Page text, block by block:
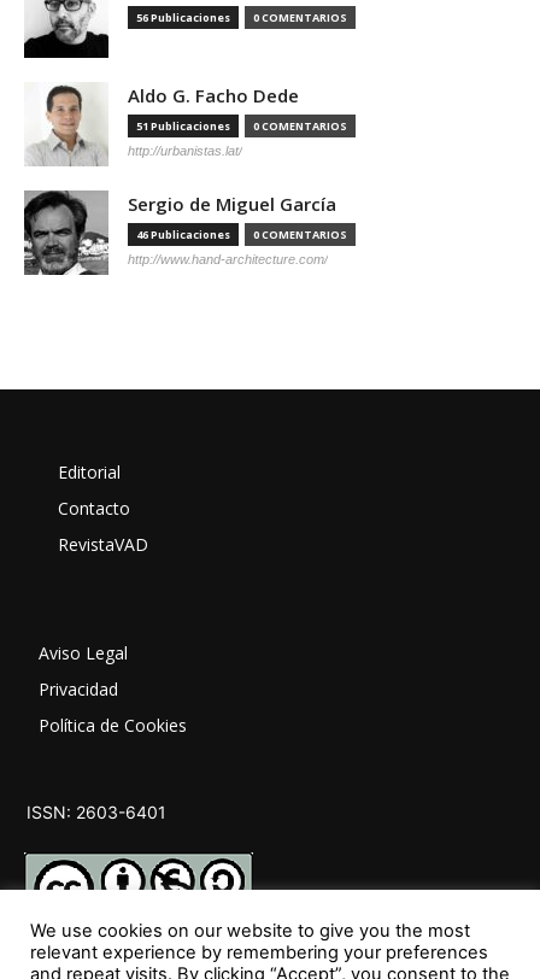
56 Publicaciones 0 COMENTARIOS
Aldo G. Facho Dede
51 Publicaciones 0 COMENTARIOS
http://urbanistas.lat/
Sergio de Miguel García
46 Publicaciones 0 COMENTARIOS
http://www.hand-architecture.com/
Editorial
Contacto
RevistaVAD
Aviso Legal
Privacidad
Política de Cookies
ISSN: 2603-6401
We use cookies on our website to give you the most
relevant experience by remembering your preferences
and repeat visits. By clicking “Accept”, you consent to the